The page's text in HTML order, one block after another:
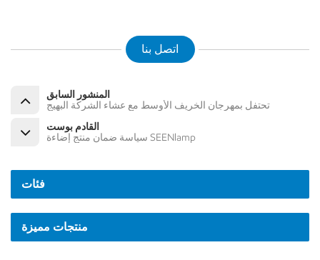
اتصل بنا
المنشور السابق
تحتفل بمهرجان الخريف الأوسط مع عشاء الشركة البهيج
القادم بوست
سياسة ضمان منتج إضاءة SEENlamp
فئات
منتجات مميزة